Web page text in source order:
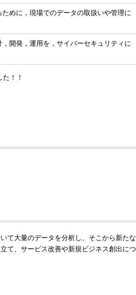
めに，現場でのデータの取扱いや管理に
開発，運用を，サイバーセキュリティに
！！
て大量のデータを分析し、そこから新たな
て、サービス改善や新規ビジネス創出につ